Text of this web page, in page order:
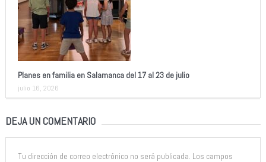
Planes en familia en Salamanca del 17 al 23 de julio
julio 16, 2026
DEJA UN COMENTARIO
Tu dirección de correo electrónico no será publicada. Los campos